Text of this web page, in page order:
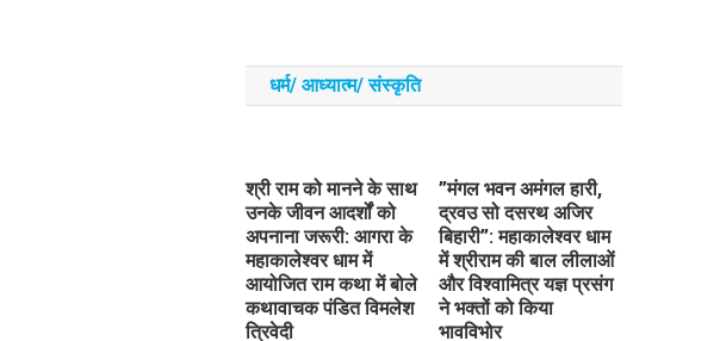
धर्म/ आध्‍यात्‍म/ संस्‍कृति
​श्री राम को मानने के साथ
उनके जीवन आदर्शों को
अपनाना जरूरी: आगरा के
महाकालेश्वर धाम में
आयोजित राम कथा में बोले
कथावाचक पंडित विमलेश
त्रिवेदी
​”मंगल भवन अमंगल हारी,
द्रवउ सो दसरथ अजिर
बिहारी”: महाकालेश्वर धाम
में श्रीराम की बाल लीलाओं
और विश्वामित्र यज्ञ प्रसंग
ने भक्तों को किया
भावविभोर